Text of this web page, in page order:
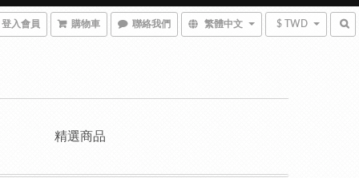
登入會員 購物車 聯絡我們 繁體中文 $ TWD
精選商品